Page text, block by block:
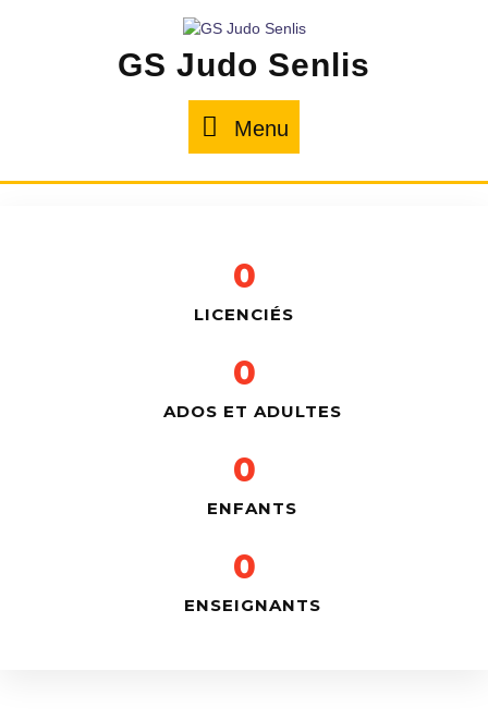
GS Judo Senlis
Menu
0
LICENCIÉS
0
ADOS ET ADULTES
0
ENFANTS
0
ENSEIGNANTS